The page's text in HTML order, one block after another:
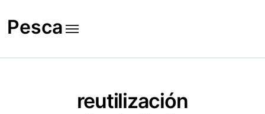
to
content
Pesca
reutilización